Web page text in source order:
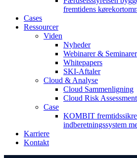
fremtidens
Cases
Ressourcer
Viden
Nyheder
Webinarer & Seminarer
Whitepapers
SKI-Aftaler
Cloud & Analyse
Cloud Sammenligning
Cloud Risk Assessment
Case
KOMBIT
indberetningssystem
Karriere
Kontakt